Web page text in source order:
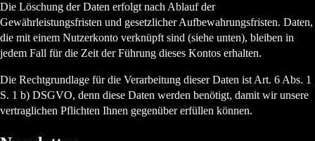
Die Löschung der Daten erfolgt nach Ablauf der
Gewährleistungsfristen und gesetzlicher Aufbewahrungsfristen. Daten,
die mit einem Nutzerkonto verknüpft sind (siehe unten), bleiben in
jedem Fall für die Zeit der Führung dieses Kontos erhalten.
Die Rechtgrundlage für die Verarbeitung dieser Daten ist Art. 6 Abs. 1
S. 1 b) DSGVO, denn diese Daten werden benötigt, damit wir unsere
vertraglichen Pflichten Ihnen gegenüber erfüllen können.